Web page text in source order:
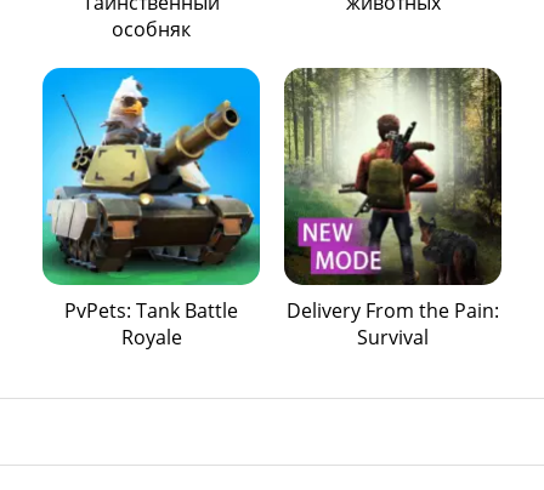
особняк
PvPets: Tank Battle
Royale
Delivery From the Pain:
Survival